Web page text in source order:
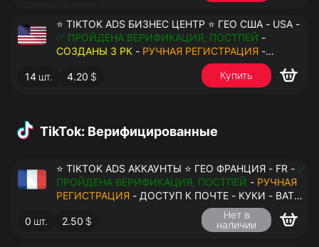
⭐ TIKTOK ADS БИЗНЕС ЦЕНТР ⭐ ГЕО США - USA -
✅ ПРОЙДЕНА ВЕРИФИКАЦИЯ, ПОСТПЕЙ -
СОЗДАНЫ 3 РК - РУЧНАЯ РЕГИСТРАЦИЯ -
ДОСТУП К ПОЧТЕ - КУКИ - ВАТ ЗАПОЛНЕН -
ПЕРЕДАЧА В АНТИДЕТЕКТ
14 шт. 4.20 $ Купить
TikTok: Верифицированные
⭐ TIKTOK ADS АККАУНТЫ ⭐ ГЕО ФРАНЦИЯ - FR - ✅
ПРОЙДЕНА ВЕРИФИКАЦИЯ, ПОСТПЕЙ - РУЧНАЯ
РЕГИСТРАЦИЯ - ДОСТУП К ПОЧТЕ - КУКИ - ВАТ
ЗАПОЛНЕН - ПЕРЕДАЧА В АНТИДЕТЕКТ
0 шт. 2.50 $
Нет в
наличии